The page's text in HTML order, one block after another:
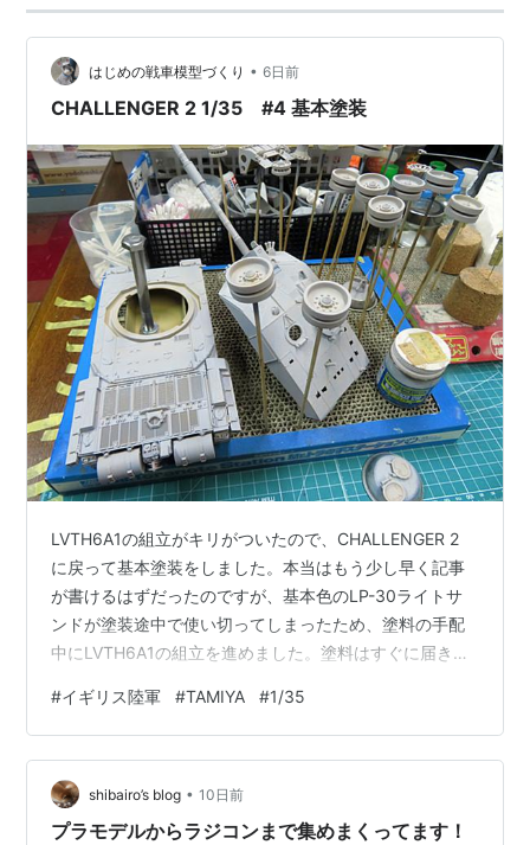
はじめの戦車模型づくり • 6日前
CHALLENGER 2 1/35 #4 基本塗装
LVTH6A1の組立がキリがついたので、CHALLENGER 2
に戻って基本塗装をしました。本当はもう少し早く記事
が書けるはずだったのですが、基本色のLP-30ライトサ
ンドが塗装途中で使い切ってしまったため、塗料の手配
中にLVTH6A1の組立を進めました。塗料はすぐに届きま
うだったのでキリをつけてからCHALLENGER 2の再開と
なりました。 サフ吹きから始めます。今回はクレオスの
グレーサフを吹いています。グレーサフは「もがみ」で
も使いました。 車体はLP-30ライトサンドの単色です。
基本色、ハイライト１、ハイライト２、ハイライト３
#イギリス陸軍 #TAMIYA #1/35
shibairo’s blog • 10日前
プラモデルからラジコンまで集めまくってます！